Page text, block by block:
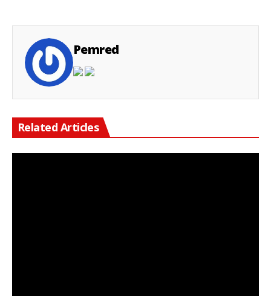
Pemred
Related Articles
Keterangan Gambar: Nendi Wirasasmita, CIPL (Ketua LSI DPD Karawang)